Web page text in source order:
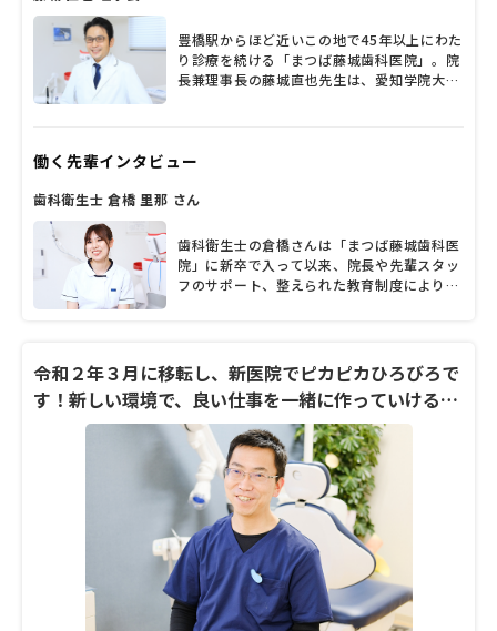
豊橋駅からほど近いこの地で45年以上にわた
り診療を続ける「まつば藤城歯科医院」。院
長兼理事長の藤城直也先生は、愛知学院大学
外科の研鑽を積み、大学病院の麻酔科で全身
運び矯正治療の技術を修得するなど、一流の
外来診療に携わるだけでなく、法人を束ねる
立場から職員の勤務環境の充実・教育体制の
構築にも注力。「職員がともに学び成長し、
やりがいや生きがいを感じて仕事に励めれ
さまざまな話を聞いた。
働く先輩インタビュー
歯科衛生士 倉橋 里那 さん
歯科衛生士の倉橋さんは「まつば藤城歯科医
院」に新卒で入って以来、院長や先輩スタッ
フのサポート、整えられた教育制度によりス
んも親切な方が多い」という倉橋さんに、仕
事のやりがいや院内の雰囲気、働きやすさの
理由など同院の職場について、お話を伺いま
した。
令和２年３月に移転し、新医院でピカピカひろびろで
す！新しい環境で、良い仕事を一緒に作っていける衛
生士さん大募集です！